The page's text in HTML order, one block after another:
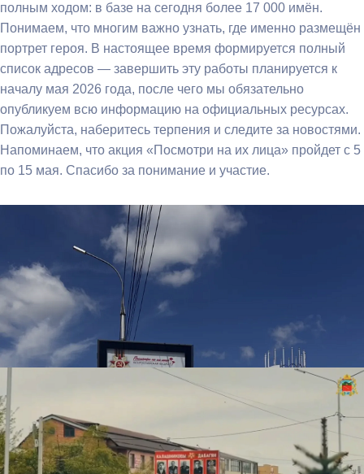
полным ходом: в базе на сегодня более 17 000 имён.
Понимаем, что многим важно узнать, где именно размещён
портрет героя. В настоящее время формируется полный
список адресов — завершить эту работы планируется к
началу мая 2026 года, после чего мы обязательно
опубликуем всю информацию на официальных ресурсах.
Пожалуйста, наберитесь терпения и следите за новостями.
Напоминаем, что акция «Посмотри на их лица» пройдет с 5
по 15 мая. Спасибо за понимание и участие.